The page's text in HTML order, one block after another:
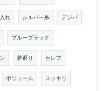
れ シルバー系 デジパ
ブルーブラック
若返り セレブ
ボリューム スッキリ